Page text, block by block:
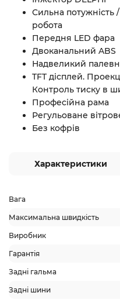
Сильна потужнiсть
робота
Передня LED фара
Двоканальний ABS
Надвеликий
TFT дісплей.
Контроль тиску в
Професійна рама
Регульоване
Без кофрів
Характеристики
Вага
Максимальна швидкість
Виробник
Гарантія
Задні гальма
Задні шини